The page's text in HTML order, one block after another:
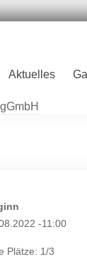
Aktuelles
-11:00
Plätze: 1/3